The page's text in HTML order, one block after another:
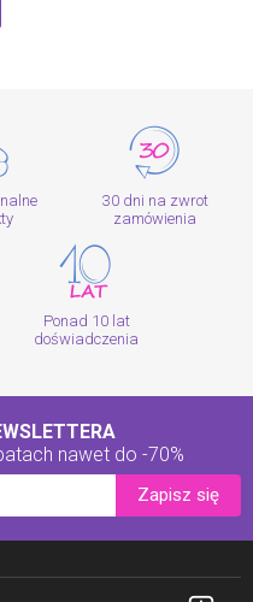
30 dni na zwrot
zamówienia
Ponad 10 lat
doświadczenia
nawet do -70%
Zapisz się